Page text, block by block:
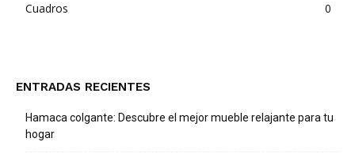
Cuadros
0
ENTRADAS RECIENTES
Hamaca colgante: Descubre el mejor mueble relajante para tu
hogar